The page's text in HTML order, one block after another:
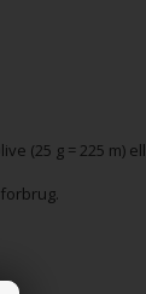
(25 g = 225 m)